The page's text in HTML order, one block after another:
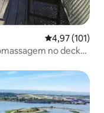
4,97 de uma
4,97 (101)
no deck